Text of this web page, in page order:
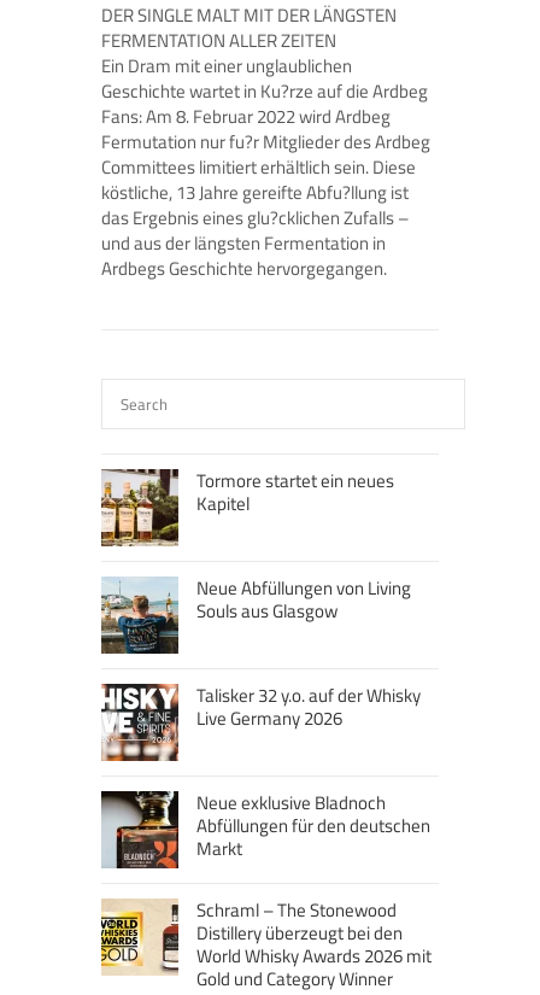
DER SINGLE MALT MIT DER LÄNGSTEN
FERMENTATION ALLER ZEITEN
Ein Dram mit einer unglaublichen
Geschichte wartet in Ku?rze auf die Ardbeg
Fans: Am 8. Februar 2022 wird Ardbeg
Fermutation nur fu?r Mitglieder des Ardbeg
Committees limitiert erhältlich sein. Diese
köstliche, 13 Jahre gereifte Abfu?llung ist
das Ergebnis eines glu?cklichen Zufalls –
und aus der längsten Fermentation in
Ardbegs Geschichte hervorgegangen.
Tormore startet ein neues
Kapitel
Neue Abfüllungen von Living
Souls aus Glasgow
Talisker 32 y.o. auf der Whisky
Live Germany 2026
Neue exklusive Bladnoch
Abfüllungen für den deutschen
Markt
Schraml – The Stonewood
Distillery überzeugt bei den
World Whisky Awards 2026 mit
Gold und Category Winner